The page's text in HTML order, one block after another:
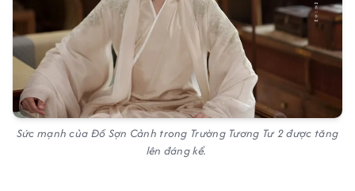
Sức mạnh của Đồ Sợn Cảnh trong Trường Tương Tư 2 được tăng
lên đáng kể.